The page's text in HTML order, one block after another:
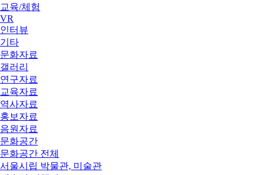
교육/체험
VR
인터뷰
기타
문화자료
갤러리
연구자료
교육자료
역사자료
홍보자료
음원자료
문화공간
문화공간 전체
서울시립 박물관, 미술관